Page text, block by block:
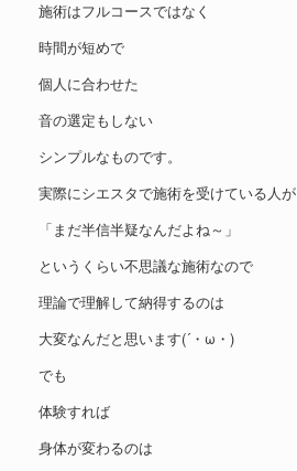
施術はフルコースではなく
時間が短めで
個人に合わせた
音の選定もしない
シンプルなものです。
実際にシエスタで施術を受けている人が
「まだ半信半疑なんだよね～」
というくらい不思議な施術なので
理論で理解して納得するのは
大変なんだと思います(´・ω・)
でも
体験すれば
身体が変わるのは